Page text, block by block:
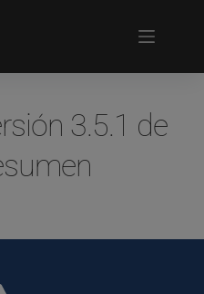
3.5.1 de